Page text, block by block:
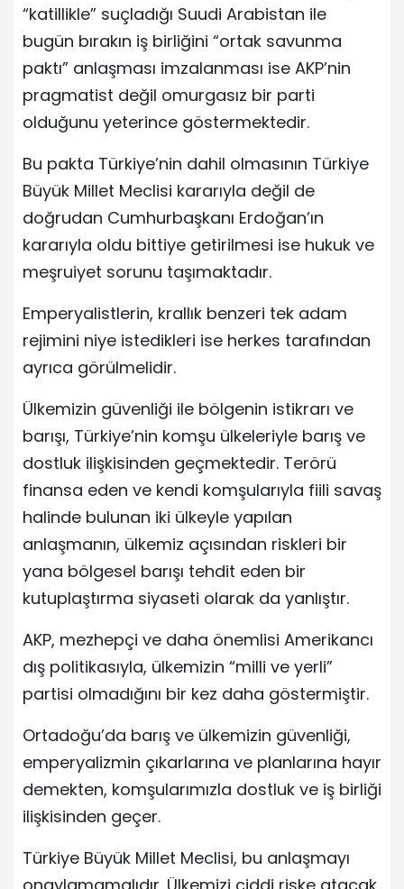
“katillikle” suçladığı Suudi Arabistan ile
bugün bırakın iş birliğini “ortak savunma
paktı” anlaşması imzalanması ise AKP’nin
pragmatist değil omurgasız bir parti
olduğunu yeterince göstermektedir.
Bu pakta Türkiye’nin dahil olmasının Türkiye
Büyük Millet Meclisi kararıyla değil de
doğrudan Cumhurbaşkanı Erdoğan’ın
kararıyla oldu bittiye getirilmesi ise hukuk ve
meşruiyet sorunu taşımaktadır.
Emperyalistlerin, krallık benzeri tek adam
rejimini niye istedikleri ise herkes tarafından
ayrıca görülmelidir.
Ülkemizin güvenliği ile bölgenin istikrarı ve
barışı, Türkiye’nin komşu ülkeleriyle barış ve
dostluk ilişkisinden geçmektedir. Terörü
finansa eden ve kendi komşularıyla fiili savaş
halinde bulunan iki ülkeyle yapılan
anlaşmanın, ülkemiz açısından riskleri bir
yana bölgesel barışı tehdit eden bir
kutuplaştırma siyaseti olarak da yanlıştır.
AKP, mezhepçi ve daha önemlisi Amerikancı
dış politikasıyla, ülkemizin “milli ve yerli”
partisi olmadığını bir kez daha göstermiştir.
Ortadoğu’da barış ve ülkemizin güvenliği,
emperyalizmin çıkarlarına ve planlarına hayır
demekten, komşularımızla dostluk ve iş birliği
ilişkisinden geçer.
Türkiye Büyük Millet Meclisi, bu anlaşmayı